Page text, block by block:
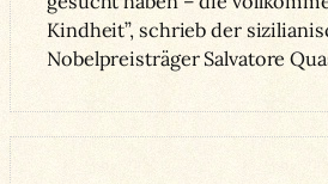
Kindheit”, schrieb der
Nobelpreisträger Salvatore